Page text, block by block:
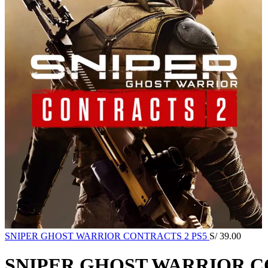
SNIPER GHOST WARRIOR CONTRACTS 2 PS5 S/39.00